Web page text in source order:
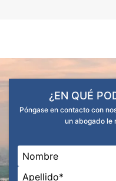
¿EN QUÉ
Póngase en contacto con
un abogado le
Nombre
En primer lugar